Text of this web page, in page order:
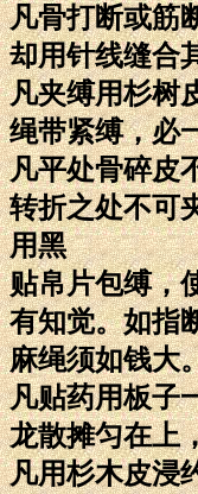
凡骨打断或筋
却用针线缝合
凡夹缚用杉树
绳带紧缚，必
凡平处骨碎皮
转折之处不可
用黑
贴帛片包缚，
有知觉。如指
麻绳须如钱大
凡贴药用板子
龙散摊匀在上
凡用杉木皮浸